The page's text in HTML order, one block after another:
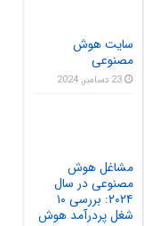
سایت هوش
مصنوعی
23 دسامبر, 2024
مشاغل هوش
مصنوعی در سال
۲۰۲۴: بررسی ۱۰
شغل پردرآمد هوش